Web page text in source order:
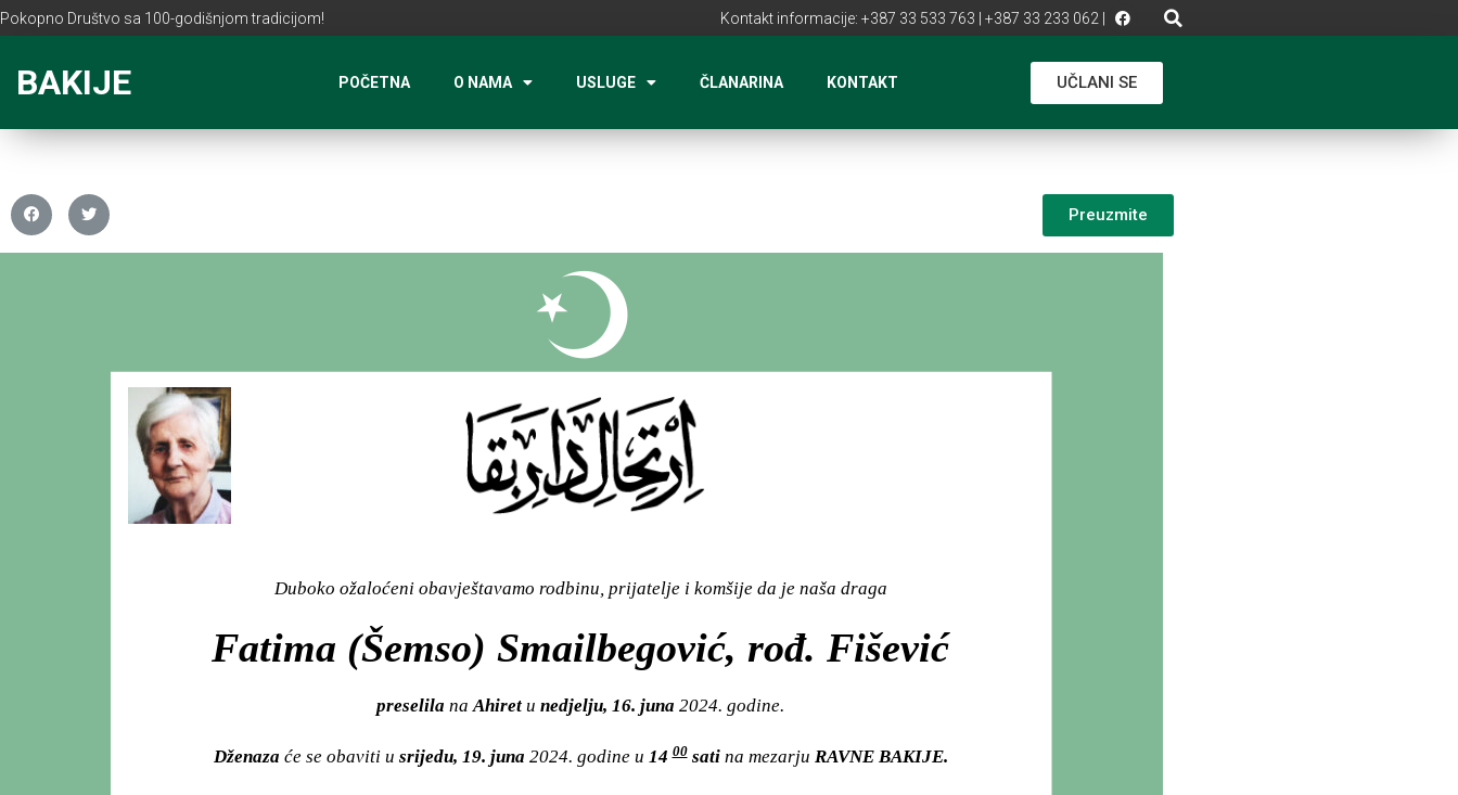
Pokopno Društvo sa 100-godišnjom tradicijom! Kontakt informacije: +387 33 533 763 | +387 33 233 062 |
BAKIJE POČETNA O NAMA USLUGE ČLANARINA KONTAKT UČLANI SE
Preuzmite
Duboko ožaloćeni obavještavamo rodbinu, prijatelje i komšije da je naša draga
Fatima (Šemso) Smailbegović, rođ. Fišević
preselila naAhiret u nedjelju, 16. juna 2024. godine.
Dženaza će se obaviti u srijedu, 19. juna 2024. godine u 1400satina mezarju RAVNE BAKIJE.